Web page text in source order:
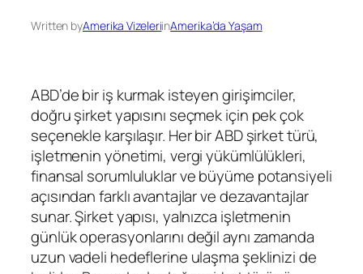
Written byAmerika VizeleriinAmerika’da Yaşam
ABD’de bir iş kurmak isteyen girişimciler,
doğru şirket yapısını seçmek için pek çok
seçenekle karşılaşır. Her bir ABD şirket türü,
işletmenin yönetimi, vergi yükümlülükleri,
finansal sorumluluklar ve büyüme potansiyeli
açısından farklı avantajlar ve dezavantajlar
sunar. Şirket yapısı, yalnızca işletmenin
günlük operasyonlarını değil aynı zamanda
uzun vadeli hedeflerine ulaşma şeklinizi de